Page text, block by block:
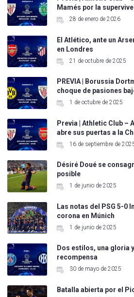
Mamés por la
28 de enero de 2026
El Atlético, ante un
en Londres
21 de octubre de 2025
PREVIA | Borussia
choque de pasiones
1 de octubre de 2025
Previa | Athletic Club –
abre sus puertas a la
16 de septiembre de
Désiré Doué se
posible
1 de junio de 2025
Las notas del PSG 5-0
corona en Múnich
1 de junio de 2025
Dos estilos, una gloria
recompensa
30 de mayo de 2025
Batalla abierta por el